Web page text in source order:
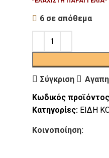
6 σε απόθεμα
Σύγκριση
Κωδικός
Κατηγορίες: ΕΙΔΗ
Κοινοποίηση: